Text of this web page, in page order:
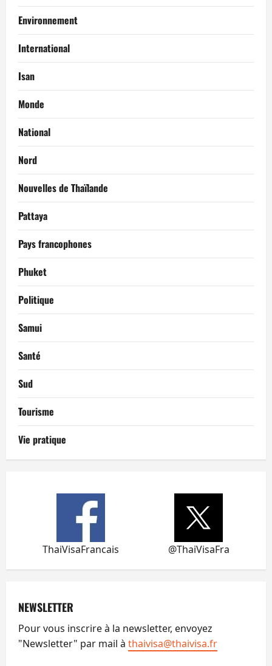
Environnement
International
Isan
Monde
National
Nord
Nouvelles de Thaïlande
Pattaya
Pays francophones
Phuket
Politique
Samui
Santé
Sud
Tourisme
Vie pratique
ThaiVisaFrancais @ThaiVisaFra
NEWSLETTER
Pour vous inscrire à la newsletter, envoyez
"Newsletter" par mail à thaivisa@thaivisa.fr